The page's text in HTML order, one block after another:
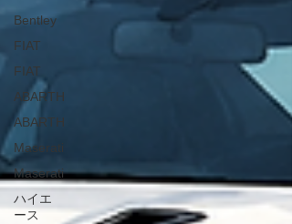
Bentley
FIAT
FIAT
ABARTH
ABARTH
Maserati
Maserati
ハイエ
ース